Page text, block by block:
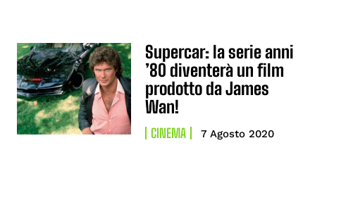
Supercar: la serie anni
’80 diventerà un film
prodotto da James
Wan!
CINEMA 7 Agosto 2020